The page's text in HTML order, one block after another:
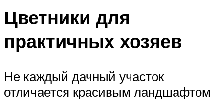
Цветники для
практичных хозяев
Не каждый дачный участок
отличается красивым ландшафтом